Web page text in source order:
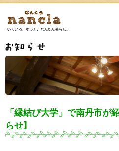
「縁結び大学」で南丹市が
らせ】